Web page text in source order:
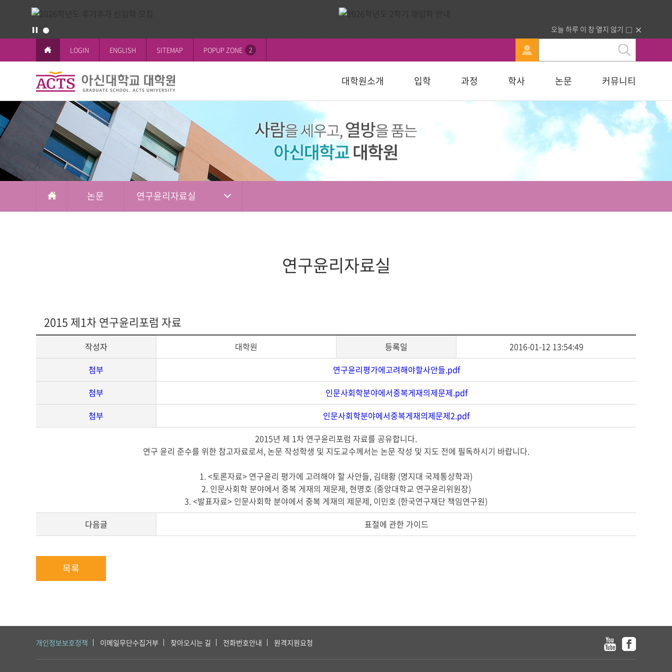
오늘 하루 이 창 열지 않기
LOGIN ENGLISH SITEMAP POPUP ZONE 2
대학원소개
교육이념과 비전
교육대학원
복지대학원
행정부서 안내
찾아오시는길
입학
공지사항 모집요강
일반대학원
신학대학원
선교대학원
교육대학원
다문화교육복지대학원
묻고답하기
합격자조회/고지서출력
입학원서접수
과정
일반대학원
철학박사(Ph.D.)
신학박사(Th.D.)
석박사통합과정
석사과정
신학대학원
성경강해학(Th.M.)
목회학석사
문학석사
교육대학원
교육학석사
다문화교육복지대학원
학사
학사일정 학칙 및 규정 휴·복학 안내
시험 및 성적안내 장학안내
논문
논문작성안내 논문심사일정 연구윤리자료실
커뮤니티
공지사항
전체공지
일반대학원
신학대학원
선교대학원
교육대학원
상담대학원
묻고답하기 청빙게시판
학
원
소
논문 연구윤리자료실
연구윤리자료실
2015 제1차 연구윤리포럼 자료
작성자 대학원 등록일
2016-01-12 13:54:49
첨부
연구윤리평가에고려해야할사안들.pdf
첨부
인문사회학분야에서중복게재의제문제.pdf
첨부
인문사회학분야에서중복게재의제문제2.pdf
2015년 제 1차 연구윤리포럼 자료를 공유합니다.
연구 윤리 준수를 위한 참고자료로서, 논문 작성학생 및 지도교수께서는 논문 작성 및 지도 전에 필독하시기 바랍니다.
1. <토론자료> 연구윤리 평가에 고려해야 할 사안들, 김태황 (명지대 국제통상학과)
2. 인문사회학 분야에서 중복 게재의 제문제, 현명호 (중앙대학교 연구윤리위원장)
3. <발표자료> 인문사회학 분야에서 중복 게재의 제문제, 이민호 (한국연구재단 책임연구원)
다음글
표절에 관한 가이드
목록
개인정보보호정책 이메일무단수집거부 찾아오시는 길 전화번호안내 원격지원요청